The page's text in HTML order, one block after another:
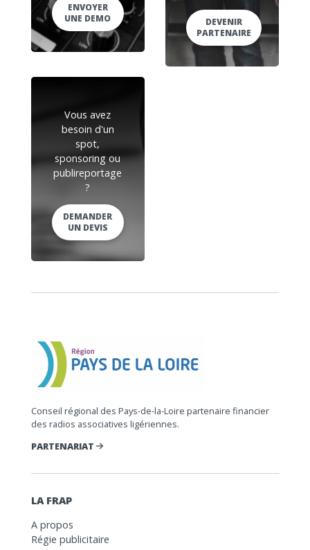
ENVOYER
UNE DEMO
DEVENIR
PARTENAIRE
Vous avez
besoin d'un
spot,
sponsoring ou
publireportage
?
DEMANDER
UN DEVIS
Conseil régional des Pays-de-la-Loire partenaire financier
des radios associatives ligériennes.
PARTENARIAT
LA FRAP
A propos
Régie publicitaire